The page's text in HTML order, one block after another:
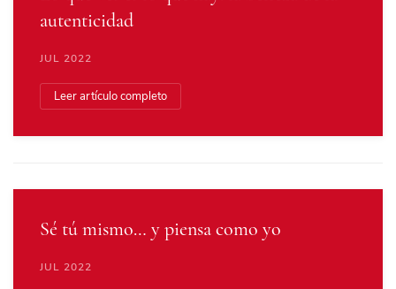
autenticidad
JUL 2022
Leer artículo completo
Sé tú mismo… y piensa como yo
JUL 2022